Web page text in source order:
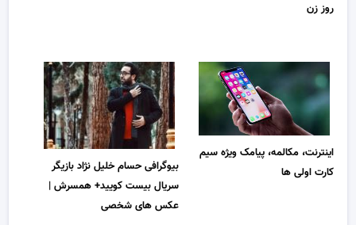
روز زن
اینترنت، مکالمه، پیامک ویژه سیم
کارت اولی ها
بیوگرافی حسام خلیل نژاد بازیگر
سریال بیست کویید+ همسرش |
عکس های شخصی